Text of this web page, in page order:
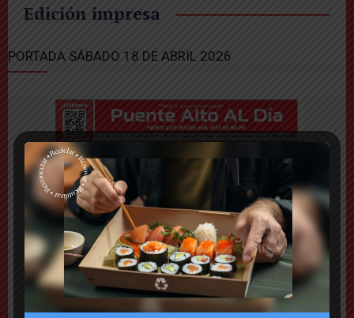
Edición impresa
PORTADA SÁBADO 18 DE ABRIL 2026